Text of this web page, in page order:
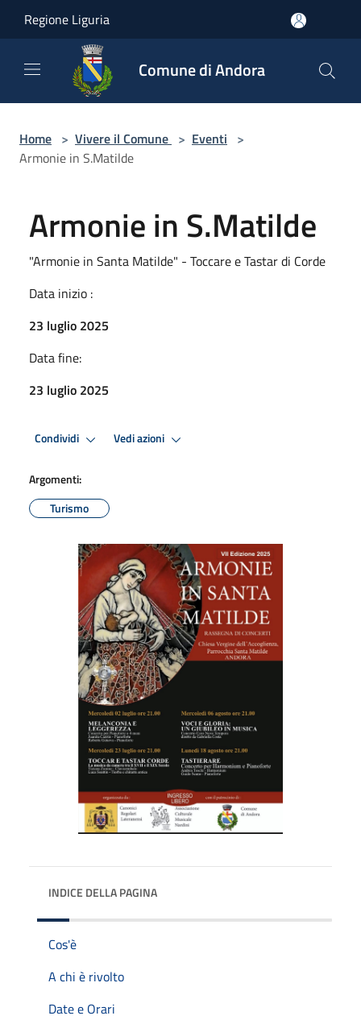
Regione Liguria
Comune di Andora
Home > Vivere il Comune > Eventi >
Armonie in S.Matilde
Armonie in S.Matilde
"Armonie in Santa Matilde" - Toccare e Tastar di Corde
Data inizio :
23 luglio 2025
Data fine:
23 luglio 2025
Condividi Vedi azioni
Argomenti:
Turismo
INDICE DELLA PAGINA
Cos'è
A chi è rivolto
Date e Orari